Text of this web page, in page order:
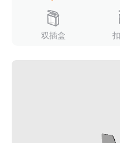
双插盒